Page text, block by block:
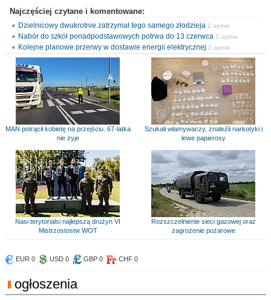
Najczęściej czytane i komentowane:
Dzielnicowy dwukrotnie zatrzymał tego samego złodzieja 2 opinie
Nabór do szkół ponadpodstawowych potrwa do 13 czerwca 2 opinie
Kolejne planowe przerwy w dostawie energii elektrycznej 2 opinie
MAN potrącił kobietę na przejściu. 67-latka
nie żyje
Szukali włamywaczy, znaleźli narkotyki i
lewe papierosy
Nasi terytorialsi najlepszą drużyn VI
Mistrzostostw WOT
Rozszczelnienie sieci gazowej oraz
zagrożenie pożarowe
EUR 0 USD 0 GBP 0 CHF 0
ogłoszenia